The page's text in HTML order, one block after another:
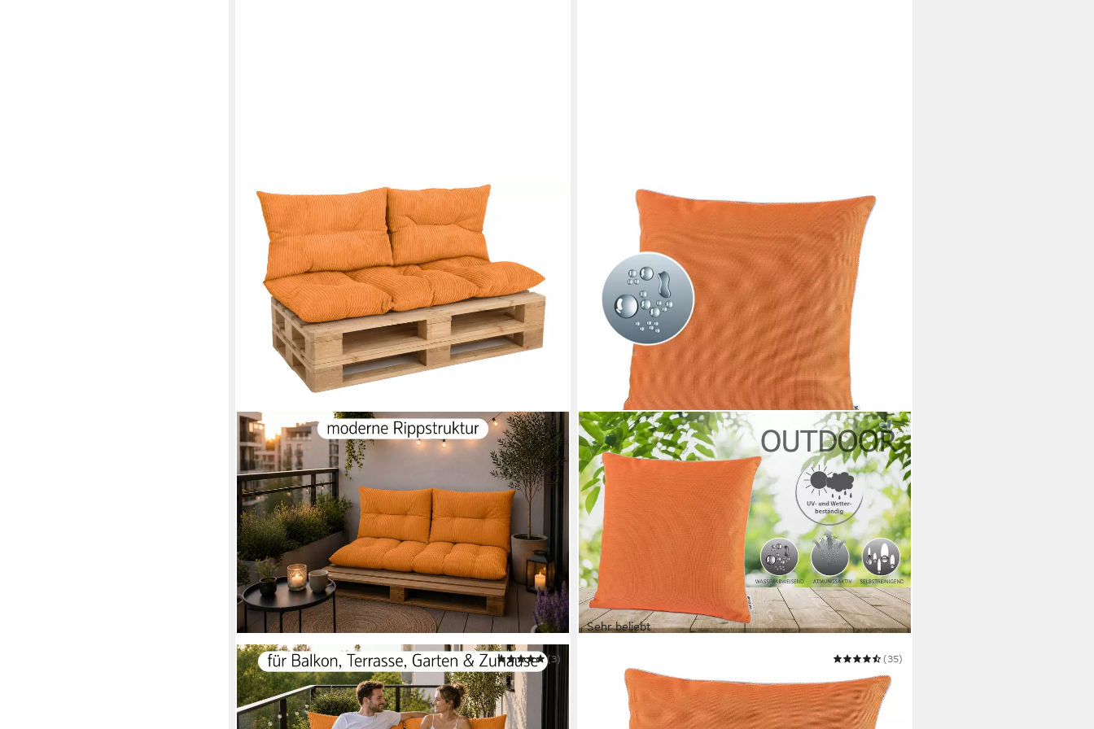
AMILIAN
Palettenkissen Set 3-teilig Palettenauflagen für
Europaletten, Balkon, Terrasse
(3)
37,99 € 49,49 €
Sehr beliebt
Dekokissen Outdoorkissen Garten Deko Outdoor Kissen
(35)
in 2-3 Werktagen bei dir